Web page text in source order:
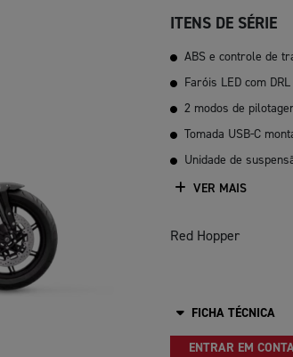
ITENS DE SÉRIE
ABS e controle de
Faróis LED com
2 modos de
Tomada USB-C
Unidade de
VER MAIS
Red Hopper
FICHA TÉCNICA
ENTRAR EM